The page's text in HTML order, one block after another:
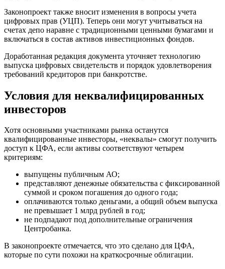
Законопроект также вносит изменения в вопросы учета
цифровых прав (УЦП). Теперь они могут учитываться на
счетах депо наравне с традиционными ценными бумагами и
включаться в состав активов инвестиционных фондов.
Доработанная редакция документа уточняет технологию
выпуска цифровых свидетельств и порядок удовлетворения
требований кредиторов при банкротстве.
Условия для неквалифицированных
инвесторов
Хотя основными участниками рынка останутся
квалифицированные инвесторы, «неквалы» смогут получить
доступ к ЦФА, если активы соответствуют четырем
критериям:
выпущены публичным АО;
представляют денежные обязательства с фиксированной
суммой и сроком погашения до одного года;
оплачиваются только деньгами, а общий объем выпуска
не превышает 1 млрд рублей в год;
не подпадают под дополнительные ограничения
Центробанка.
В законопроекте отмечается, что это сделано для ЦФА,
которые по сути похожи на краткосрочные облигации.